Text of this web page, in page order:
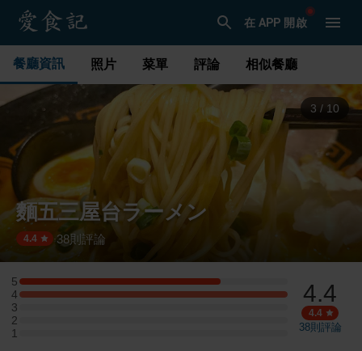
在 APP 開啟
餐廳資訊 照片 菜單 評論 相似餐廳
3 / 10
麵五三屋台ラーメン
4.4 ·38則評論
5
5 星：3 則評論
4
4 星：4 則評論
3
3 星：0 則評論
2
2 星：0 則評論
1
1 星：0 則評論
4.4
4.4
38則評論